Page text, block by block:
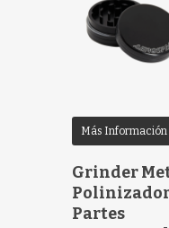
Más Información
Grinder
Partes